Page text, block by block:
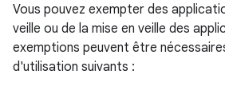
Vous pouvez exempter des
veille ou de la mise en veille des
exemptions peuvent être
d'utilisation suivants :